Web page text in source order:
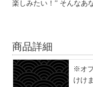
楽しみたい！” そんなあ
商品詳細
※オ
けけ